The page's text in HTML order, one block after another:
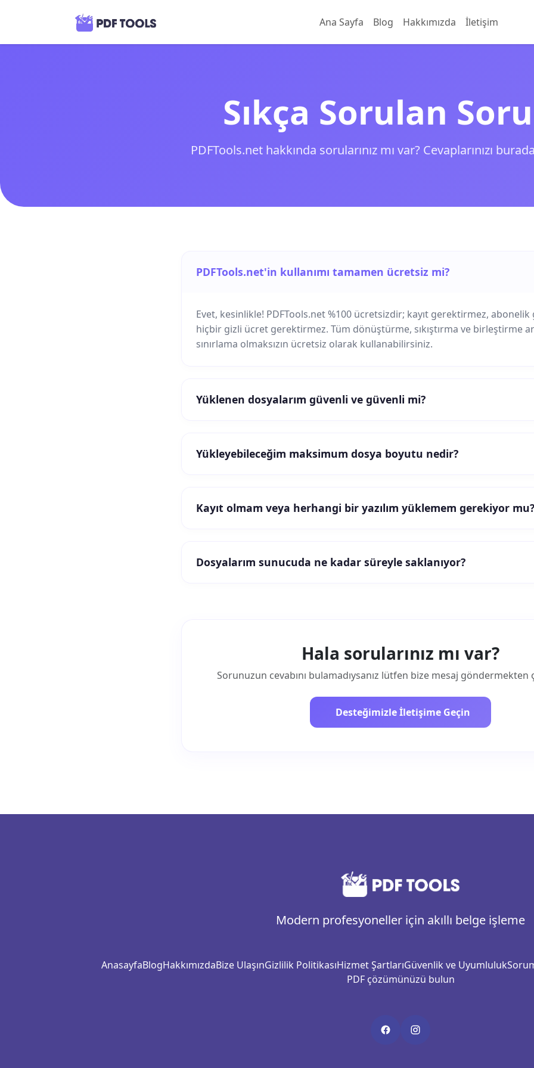
Ana Sayfa Blog Hakkımızda İletişim
Sıkça Sorulan
PDFTools.net hakkında sorularınız mı var? Cevaplarınızı
PDFTools.net'in kullanımı tamamen ücretsiz mi?
Evet, kesinlikle! PDFTools.net %100 ücretsizdir; kayıt gerektirmez,
hiçbir gizli ücret gerektirmez. Tüm dönüştürme, sıkıştırma ve birleştirme
sınırlama olmaksızın ücretsiz olarak kullanabilirsiniz.
Yüklenen dosyalarım güvenli ve güvenli mi?
Yükleyebileceğim maksimum dosya boyutu nedir?
Kayıt olmam veya herhangi bir yazılım yüklemem gerekiyor mu?
Dosyalarım sunucuda ne kadar süreyle saklanıyor?
Hala sorularınız mı var?
Sorunuzun cevabını bulamadıysanız lütfen bize mesaj göndermekten
Desteğimizle İletişime Geçin
Modern profesyoneller için akıllı belge işleme
AnasayfaBlogHakkımızdaBize UlaşınGizlilik PolitikasıHizmet ŞartlarıGüvenlik ve Uyumluluk
PDF çözümünüzü bulun